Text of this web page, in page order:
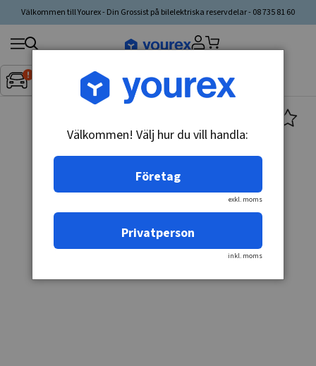
Välkommen till Yourex - Din Grossist på bilelektriska reservdelar - 08 735 81 60
Inget fordon valt▼
Sök
produkt,
tillverkare,
Välkommen! Välj hur du vill handla:
Företag
exkl. moms
Privatperson
inkl. moms